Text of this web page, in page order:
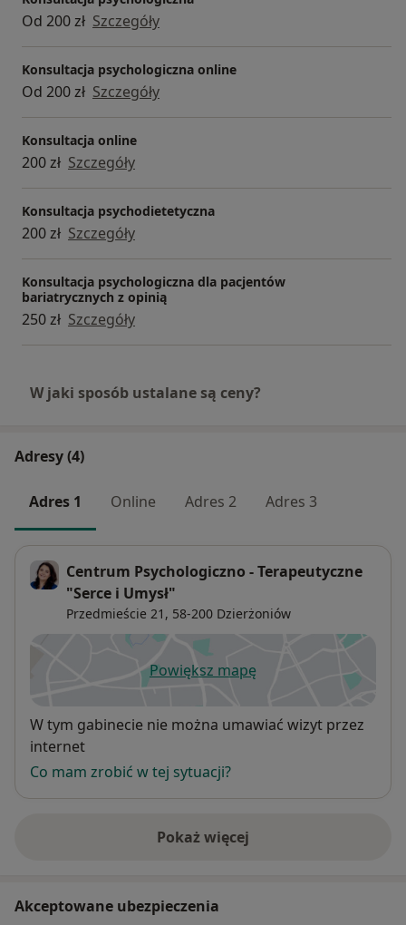
Od 200 zł Szczegóły
Konsultacja psychologiczna online
Od 200 zł Szczegóły
Konsultacja online
200 zł Szczegóły
Konsultacja psychodietetyczna
200 zł Szczegóły
Konsultacja psychologiczna dla pacjentów
bariatrycznych z opinią
250 zł Szczegóły
W jaki sposób ustalane są ceny?
Adresy (4)
Adres 1 Online Adres 2 Adres 3
Centrum Psychologiczno - Terapeutyczne
"Serce i Umysł"
Przedmieście 21, 58-200 Dzierżoniów
Powiększ mapęotwiera się w nowej karcie
Dostępność
W tym gabinecie nie można umawiać wizyt przez
internet
Co mam zrobić w tej sytuacji?
Pokaż więcej
o adresie
Akceptowane ubezpieczenia